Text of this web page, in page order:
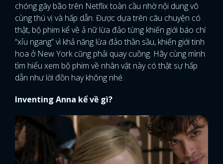
chóng gây bão trên Netflix toàn cầu nhờ nội dung vô
cùng thú vị và hấp dẫn. Được dựa trên câu chuyện có
thật, bộ phim kể về ả nữ lừa đảo từng khiến giới báo chí
“xỉu ngang” vì khả năng lừa đảo thần sầu, khiến giới tinh
hoa ở New York cũng phải quay cuồng. Hãy cùng mình
tìm hiểu xem bộ phim về nhân vật này có thật sự hấp
dẫn như lời đồn hay không nhé.
Inventing Anna kể về gì?